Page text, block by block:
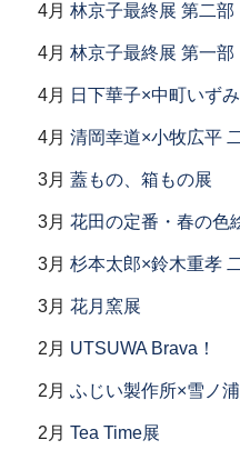
4月 林京子最終展 第二
4月 林京子最終展 第一
4月 日下華子×中町いず
4月 清岡幸道×小牧広平
3月 蓋もの、箱もの展
3月 花田の定番・春の色
3月 杉本太郎×鈴木重孝
3月 花月窯展
2月 UTSUWA Brava！
2月 ふじい製作所×雪ノ
2月 Tea Time展